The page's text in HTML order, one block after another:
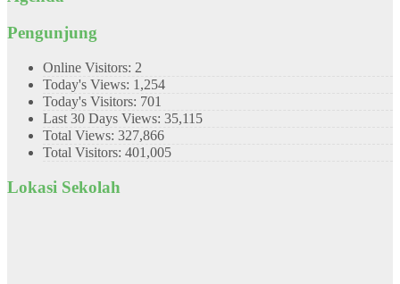
Pengunjung
Online Visitors: 2
Today's Views: 1,254
Today's Visitors: 701
Last 30 Days Views: 35,115
Total Views: 327,866
Total Visitors: 401,005
Lokasi Sekolah